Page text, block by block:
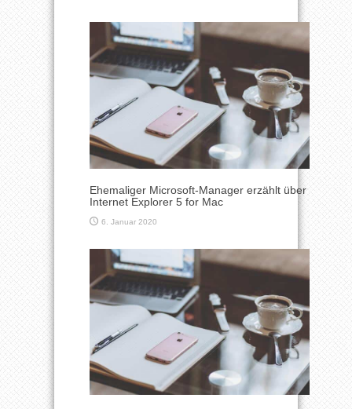
Ehemaliger Microsoft-Manager erzählt über
Internet Explorer 5 for Mac
6. Januar 2020